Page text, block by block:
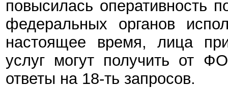
повысилась оперативность
федеральных органов
настоящее время, лица
услуг могут получить от
ответы на 18-ть запросов.